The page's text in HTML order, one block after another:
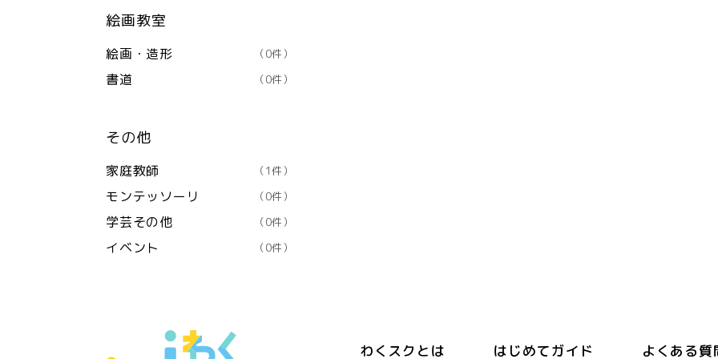
絵画教室
絵画・造形 （0件）
書道 （0件）
その他
家庭教師 （1件）
モンテッソーリ （0件）
学芸その他 （0件）
イベント （0件）
わくスクとは はじめてガイド よくある質